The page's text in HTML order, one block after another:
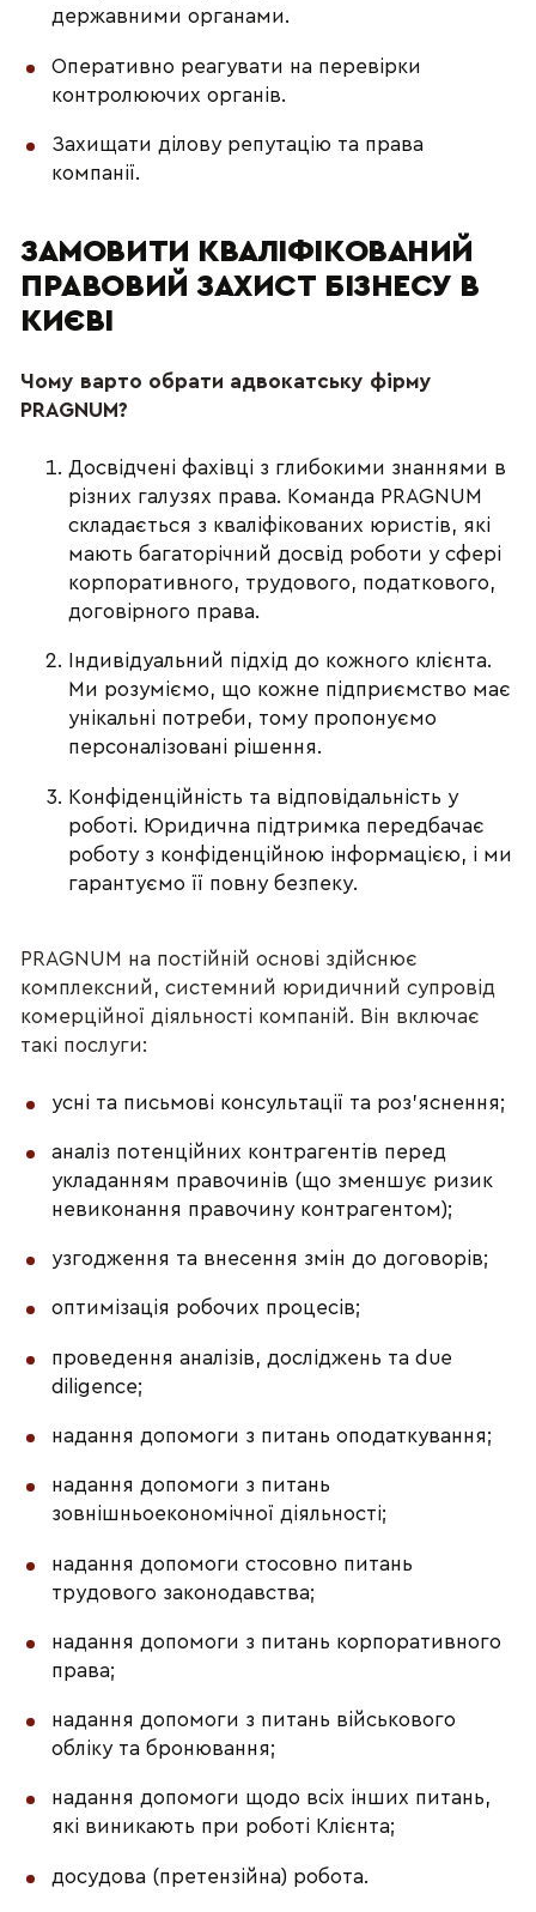
державними органами.
Оперативно реагувати на перевірки
контролюючих органів.
Захищати ділову репутацію та права
компанії.
ЗАМОВИТИ КВАЛІФІКОВАНИЙ
ПРАВОВИЙ ЗАХИСТ БІЗНЕСУ В
КИЄВІ
Чому варто обрати адвокатську фірму
PRAGNUM?
Досвідчені фахівці з глибокими знаннями в
різних галузях права. Команда PRAGNUM
складається з кваліфікованих юристів, які
мають багаторічний досвід роботи у сфері
корпоративного, трудового, податкового,
договірного права.
Індивідуальний підхід до кожного клієнта.
Ми розуміємо, що кожне підприємство має
унікальні потреби, тому пропонуємо
персоналізовані рішення.
Конфіденційність та відповідальність у
роботі. Юридична підтримка передбачає
роботу з конфіденційною інформацією, і ми
гарантуємо її повну безпеку.
PRAGNUM на постійній основі здійснює
комплексний, системний юридичний супровід
комерційної діяльності компаній. Він включає
такі послуги:
усні та письмові консультації та роз’яснення;
аналіз потенційних контрагентів перед
укладанням правочинів (що зменшує ризик
невиконання правочину контрагентом);
узгодження та внесення змін до договорів;
оптимізація робочих процесів;
проведення аналізів, досліджень та due
diligence;
надання допомоги з питань оподаткування;
надання допомоги з питань
зовнішньоекономічної діяльності;
надання допомоги стосовно питань
трудового законодавства;
надання допомоги з питань корпоративного
права;
надання допомоги з питань військового
обліку та бронювання;
надання допомоги щодо всіх інших питань,
які виникають при роботі Клієнта;
досудова (претензійна) робота.